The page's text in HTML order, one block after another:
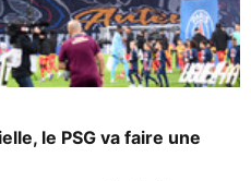
le PSG va faire une